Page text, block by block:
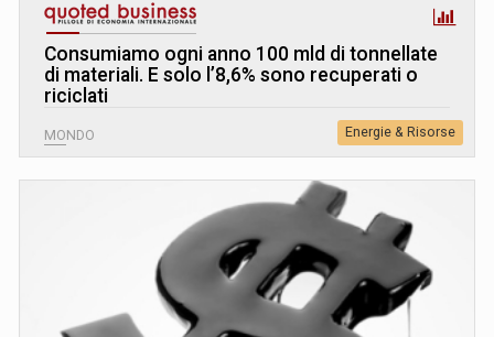
Consumiamo ogni anno 100 mld di tonnellate
di materiali. E solo l’8,6% sono recuperati o
riciclati
MONDO Energie & Risorse